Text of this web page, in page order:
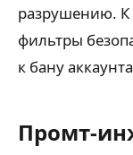
разрушению. К
фильтры
к бану
Промт-